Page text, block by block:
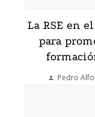
La RSE en
para
Pedro